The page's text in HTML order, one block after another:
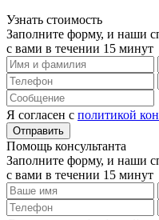
Узнать стоимость
Заполните форму, и наши
с вами в течении 15 минут
Я согласен с политикой
Помощь консультанта
Заполните форму, и наши
с вами в течении 15 минут